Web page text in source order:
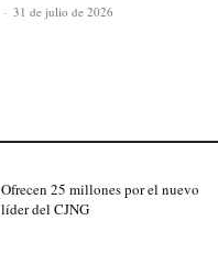
- 31 de julio de 2026
Ofrecen 25 millones por el nuevo
líder del CJNG